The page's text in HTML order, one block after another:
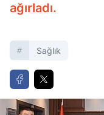
ağırladı.
Sağlık